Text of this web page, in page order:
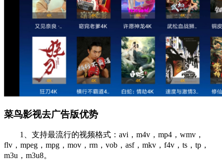
菜鸟影视去广告版优势
1、支持最流行的视频格式：avi，m4v，mp4，wmv，
flv，mpeg，mpg，mov，rm，vob，asf，mkv，f4v，ts，tp，
m3u，m3u8。